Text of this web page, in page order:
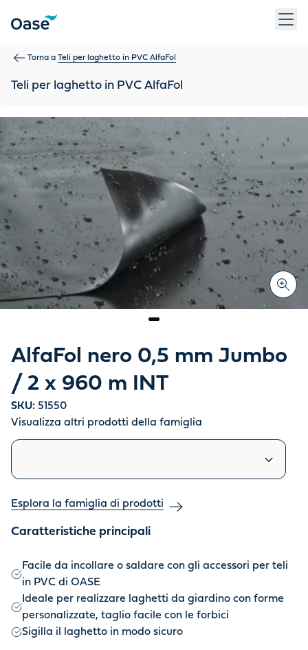
Torna a Teli per laghetto in PVC AlfaFol
Teli per laghetto in PVC AlfaFol
AlfaFol nero 0,5 mm Jumbo
/ 2 x 960 m INT
SKU: 51550
Visualizza altri prodotti della famiglia
Prodotti simili
Esplora la famiglia di prodotti
Caratteristiche principali
Facile da incollare o saldare con gli accessori per teli
in PVC di OASE
Ideale per realizzare laghetti da giardino con forme
personalizzate, taglio facile con le forbici
Sigilla il laghetto in modo sicuro